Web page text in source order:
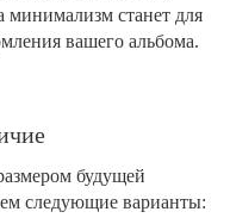
минимализм станет для
вашего альбома.
будущей
следующие варианты: